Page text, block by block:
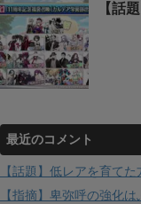
【話
最近のコメント
【話題】低レアを育て
【指摘】卑弥呼の強化